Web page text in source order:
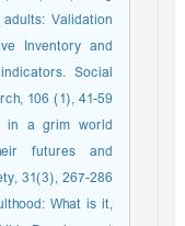
Validation
Inventory and
Social
106 (1), 41-59.
in a grim world
futures and
31(3), 267-286.
What is it,